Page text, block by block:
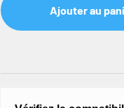
Ajouter au